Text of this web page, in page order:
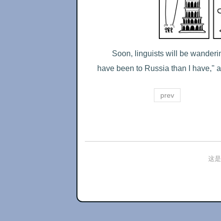
Soon, linguists will be
have been to Russia than I have,"
prev
这